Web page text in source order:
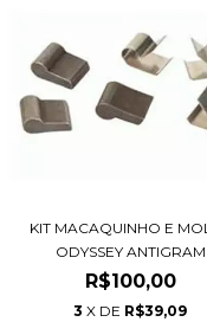
KIT MACAQUINHO E
ODYSSEY ANTIGRAM
R$100,00
3 X DE R$39,09